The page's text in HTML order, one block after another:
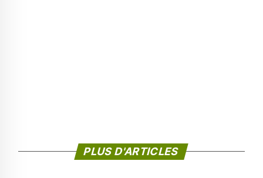
PLUS D'ARTICLES